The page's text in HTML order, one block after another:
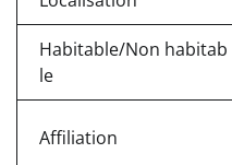
Habitable/Non habitab
le
Affiliation